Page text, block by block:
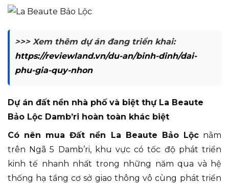
>>> Xem thêm dự án đang triển khai:
https://reviewland.vn/du-an/binh-dinh/dai-
phu-gia-quy-nhon
Dự án đất nền nhà phố và biệt thự La Beaute
Bảo Lộc Damb’ri hoàn toàn khác biệt
Có nên mua Đất nền La Beaute Bảo Lộcnằm
trên Ngã 5 Damb’ri, khu vực có tốc độ phát triển
kinh tế nhanh nhất trong những năm qua và hệ
thống hạ tầng cơ sở giao thông vô cùng phát triển